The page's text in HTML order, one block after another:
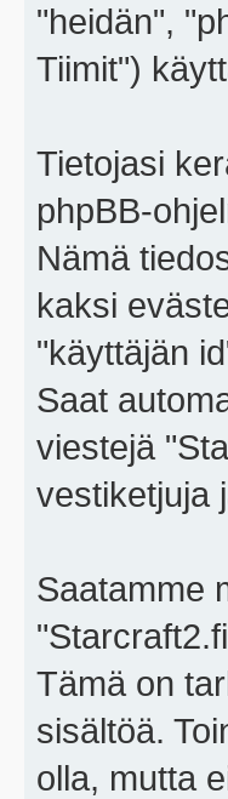
"heidän",
Tiimit")
Tietojasi
phpBB-
Nämä
kaksi
"käyttäjän
Saat
viestejä
vestiketjuja
Saatamme
Tämä on
sisältöä.
olla, mutta